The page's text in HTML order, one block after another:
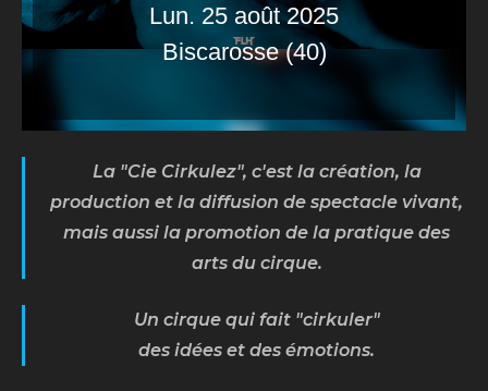
Lun. 25 août 2025
Biscarosse (40)
La "Cie Cirkulez", c'est la création, la
production et la diffusion de spectacle vivant,
mais aussi la promotion de la pratique des
arts du cirque.
Un cirque qui fait "cirkuler"
des idées et des émotions.